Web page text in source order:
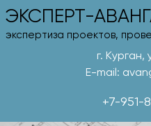
ЭКСПЕРТ-
экспертиза проектов,
г. Курган,
E-mail:
+7-